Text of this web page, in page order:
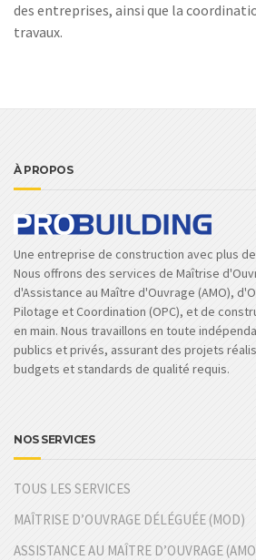
des entreprises, ainsi que la
travaux.
À PROPOS
Une entreprise de construction avec plus
Nous offrons des services de Maîtrise
d'Assistance au Maître d'Ouvrage (AMO),
Pilotage et Coordination (OPC), et de
en main. Nous travaillons en toute
publics et privés, assurant des projets
budgets et standards de qualité requis.
NOS SERVICES
TOUS LES SERVICES
MAÎTRISE D’OUVRAGE DÉLÉGUÉE (MOD)
ASSISTANCE AU MAÎTRE D’OUVRAGE